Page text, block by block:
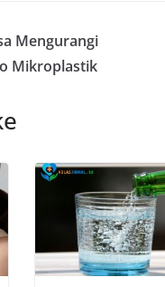
Mengurangi
Mikroplastik